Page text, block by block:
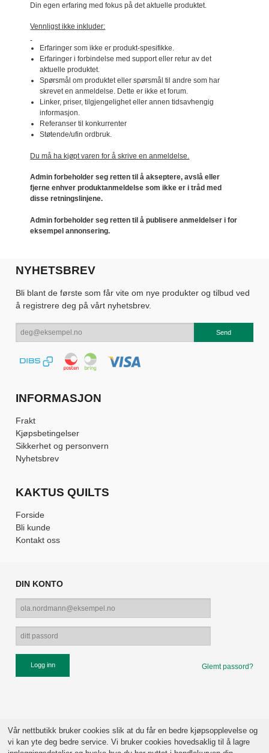
Din egen erfaring med fokus på det aktuelle produktet.
Vennligst ikke inkluder:
Erfaringer som ikke er produkt-spesifikke.
Erfaringer i forbindelse med support eller retur av det
aktuelle produktet.
Spørsmål om produktet eller spørsmål til andre som har
skrevet en anmeldelse. Dette er ikke et forum.
Linker, priser, tilgjengelighet eller annen tidsavhengig
informasjon.
Referanser til konkurrenter
Støtende/ufin ordbruk.
Du må ha kjøpt varen for å skrive en anmeldelse.
Admin forbeholder seg retten til å akseptere, avslå eller
fjerne enhver produktanmeldelse som ikke er i tråd med
disse retningslinjene.
Admin forbeholder seg retten til å publisere anmeldelser i for
eksempel annonsering.
NYHETSBREV
Bli blant de første som får vite om nye produkter og tilbud ved
å registrere deg på vårt nyhetsbrev.
INFORMASJON
Frakt
Kjøpsbetingelser
Sikkerhet og personvern
Nyhetsbrev
KAKTUS QUILTS
Forside
Bli kunde
Kontakt oss
DIN KONTO
Glemt passord?
Vår nettbutikk bruker cookies slik at du får en bedre kjøpsopplevelse og
vi kan yte deg bedre service. Vi bruker cookies hovedsaklig til å lagre